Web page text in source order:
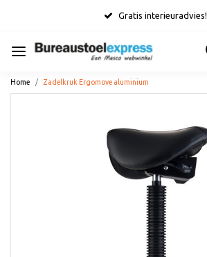
Gratis interieuradvies!
Home Zadelkruk Ergomove aluminium